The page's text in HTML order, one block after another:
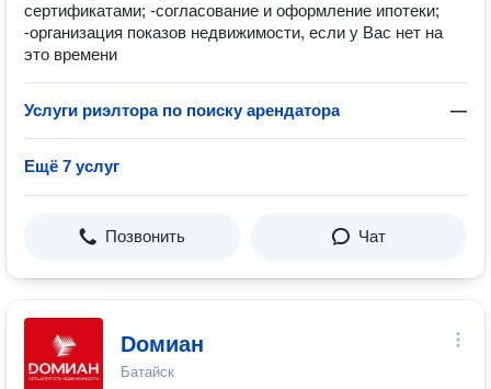
сертификатами; -согласование и оформление ипотеки;
-организация показов недвижимости, если у Вас нет на
это времени
Услуги риэлтора по поиску арендатора —
Ещё 7 услуг
Позвонить Чат
Dомиан
Батайск